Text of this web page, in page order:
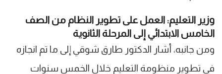
وزير التعليم: العمل على تطوير النظام من الصف
الخامس الابتدائي إلى المرحلة الثانوية
ومن جانبه، أشار الدكتور طارق شوقي إلى ما تم انجازه
في تطوير منظومة التعليم خلال الخمس سنوات